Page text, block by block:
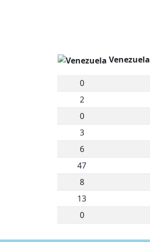
Venezuela
0
2
0
3
6
47
8
13
0